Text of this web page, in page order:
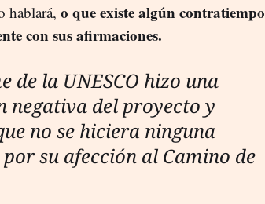
hablará, o que existe algún contratiempo
con sus afirmaciones.
de la UNESCO hizo una
negativa del proyecto y
no se hiciera ninguna
su afección al Camino de